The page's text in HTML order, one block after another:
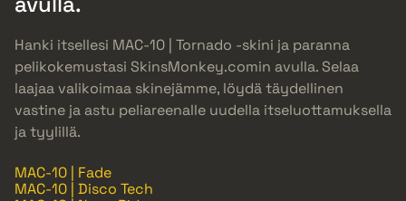
Hanki itsellesi MAC-10 | Tornado -skini ja paranna
pelikokemustasi SkinsMonkey.comin avulla. Selaa
laajaa valikoimaa skinejämme, löydä täydellinen
vastine ja astu peliareenalle uudella itseluottamuksella
ja tyylillä.
MAC-10 | Fade
MAC-10 | Disco Tech